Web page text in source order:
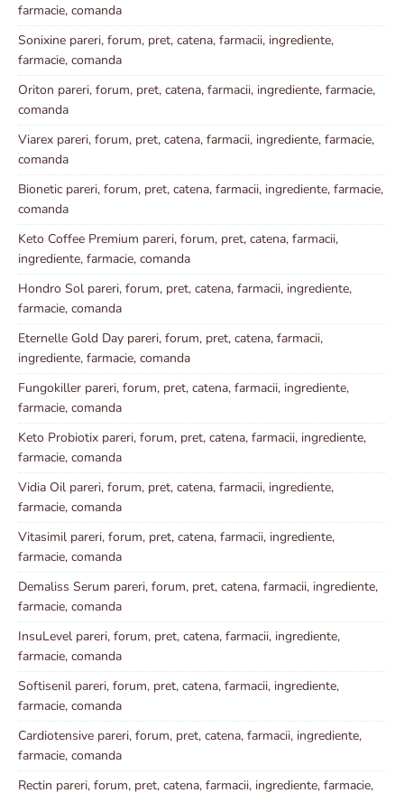
farmacie, comanda
Sonixine pareri, forum, pret, catena, farmacii, ingrediente,
farmacie, comanda
Oriton pareri, forum, pret, catena, farmacii, ingrediente, farmacie,
comanda
Viarex pareri, forum, pret, catena, farmacii, ingrediente, farmacie,
comanda
Bionetic pareri, forum, pret, catena, farmacii, ingrediente, farmacie,
comanda
Keto Coffee Premium pareri, forum, pret, catena, farmacii,
ingrediente, farmacie, comanda
Hondro Sol pareri, forum, pret, catena, farmacii, ingrediente,
farmacie, comanda
Eternelle Gold Day pareri, forum, pret, catena, farmacii,
ingrediente, farmacie, comanda
Fungokiller pareri, forum, pret, catena, farmacii, ingrediente,
farmacie, comanda
Keto Probiotix pareri, forum, pret, catena, farmacii, ingrediente,
farmacie, comanda
Vidia Oil pareri, forum, pret, catena, farmacii, ingrediente,
farmacie, comanda
Vitasimil pareri, forum, pret, catena, farmacii, ingrediente,
farmacie, comanda
Demaliss Serum pareri, forum, pret, catena, farmacii, ingrediente,
farmacie, comanda
InsuLevel pareri, forum, pret, catena, farmacii, ingrediente,
farmacie, comanda
Softisenil pareri, forum, pret, catena, farmacii, ingrediente,
farmacie, comanda
Cardiotensive pareri, forum, pret, catena, farmacii, ingrediente,
farmacie, comanda
Rectin pareri, forum, pret, catena, farmacii, ingrediente, farmacie,